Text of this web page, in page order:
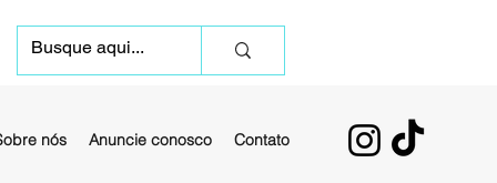
nós Anuncie conosco Contato